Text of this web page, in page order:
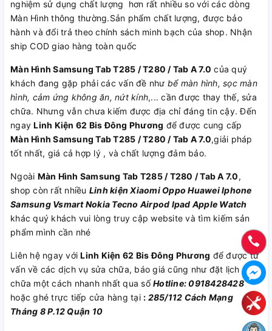
nghiệm sử dụng chất lượng hơn rất nhiều so với các dòng
Màn Hình thông thường.Sản phẩm chất lượng, được bảo
hành và đổi trả theo chính sách minh bạch của shop. Nhận
ship COD giao hàng toàn quốc
Màn Hình Samsung Tab T285 / T280 / Tab A 7.0 của quý
khách đang gặp phải các vấn đề như bể màn hình, sọc màn
hình, cảm ứng không ăn, nứt kính,... cần được thay thế, sửa
chữa. Nhưng vẫn chưa kiếm được địa chỉ đáng tin cậy. Đến
ngayLinh Kiện 62 Bis Đông Phương để được cung cấp
Màn Hình Samsung Tab T285 / T280 / Tab A 7.0,giải pháp
tốt nhất, giá cả hợp lý , và chất lượng đảm bảo.
Ngoài Màn Hình Samsung Tab T285 / T280 / Tab A 7.0,
shop còn rất nhiều Linh kiệnXiaomi Oppo HuaweiIphone
Samsung Vsmart Nokia Tecno Airpod Ipad Apple Watch
khác quý khách vui lòng truy cập website và tìm kiếm sản
phẩm mình cần nhé
Liên hệ ngay vớiLinh Kiện 62 Bis Đông Phương để được tư
vấn về các dịch vụ sửa chữa, báo giá cũng như đặt lịch sửa
chữa một cách nhanh nhất qua sốHotline: 0918428428
hoặc ghé trực tiếp cửa hàng tại : 285/112 Cách Mạng
Tháng 8 P.12 Quận 10